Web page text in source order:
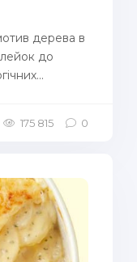
дерева в
до
175 815 0